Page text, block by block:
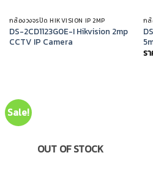
กล้องวงจรปิด HIKVISION IP 2MP
DS-2CD1123G0E-I Hikvision 2mp
CCTV IP Camera
กล้
ร
Sale!
OUT OF STOCK